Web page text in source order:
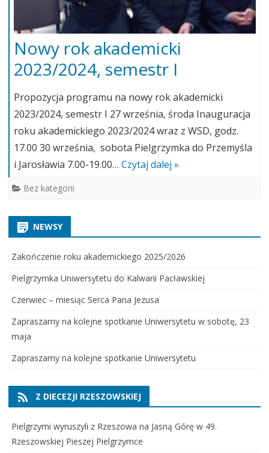
Nowy rok akademicki
2023/2024, semestr I
Propozycja programu na nowy rok akademicki
2023/2024, semestr I 27 września, środa Inauguracja
roku akademickiego 2023/2024 wraz z WSD, godz.
17.00 30 września, sobota Pielgrzymka do Przemyśla
i Jarosławia 7.00-19.00… Czytaj dalej »
Bez kategorii
NEWSY
Zakończenie roku akademickiego 2025/2026
Pielgrzymka Uniwersytetu do Kalwarii Pacławskiej
Czerwiec – miesiąc Serca Pana Jezusa
Zapraszamy na kolejne spotkanie Uniwersytetu w sobotę, 23
maja
Zapraszamy na kolejne spotkanie Uniwersytetu
Z DIECEZJI RZESZOWSKIEJ
Pielgrzymi wyruszyli z Rzeszowa na Jasną Górę w 49.
Rzeszowskiej Pieszej Pielgrzymce